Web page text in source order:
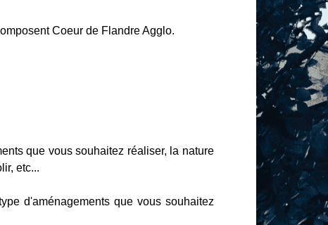
Coeur de Flandre Agglo.
que vous souhaitez réaliser, la nature
etc...
d'aménagements que vous souhaitez